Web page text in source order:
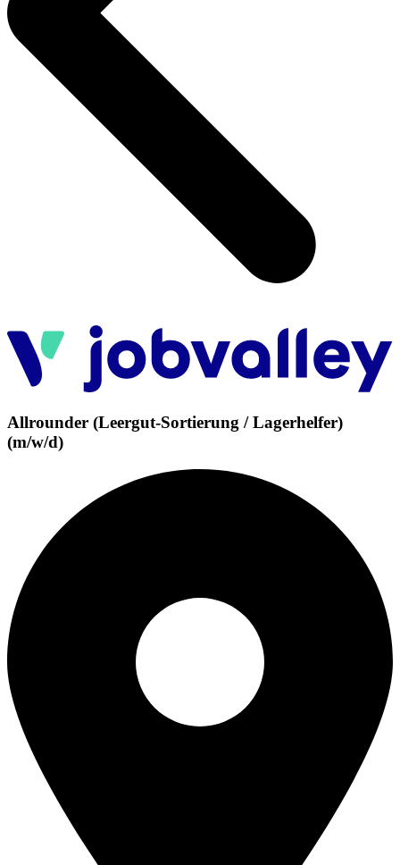
Allrounder (Leergut-Sortierung / Lagerhelfer)
(m/w/d)